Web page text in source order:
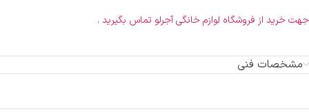
جهت خرید از فروشگاه لوازم خانگی آجرلو تماس بگیرید .
مشخصات فنی